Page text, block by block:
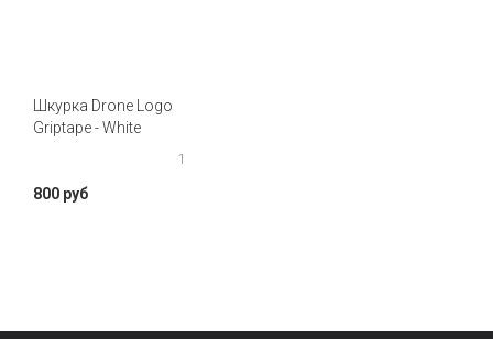
Шкурка Drone Logo
Griptape - White
1
800 руб